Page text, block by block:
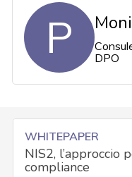
P
DPO
WHITEPAPER
NIS2, l’approccio
compliance